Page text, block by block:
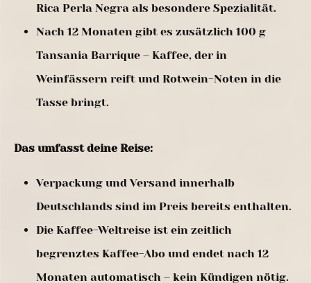
Rica Perla Negra als besondere Spezialität.
Nach 12 Monaten gibt es zusätzlich 100 g
Tansania Barrique – Kaffee, der in
Weinfässern reift und Rotwein-Noten in die
Tasse bringt.
Das umfasst deine Reise:
Verpackung und Versand innerhalb
Deutschlands sind im Preis bereits enthalten.
Die Kaffee-Weltreise ist ein zeitlich
begrenztes Kaffee-Abo und endet nach 12
Monaten automatisch – kein Kündigen nötig.